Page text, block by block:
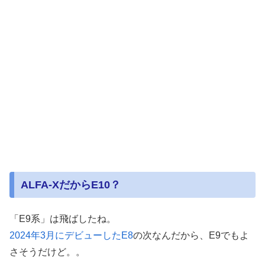
ALFA-XだからE10？
「E9系」は飛ばしたね。
2024年3月にデビューしたE8の次なんだから、E9でもよ
さそうだけど。。